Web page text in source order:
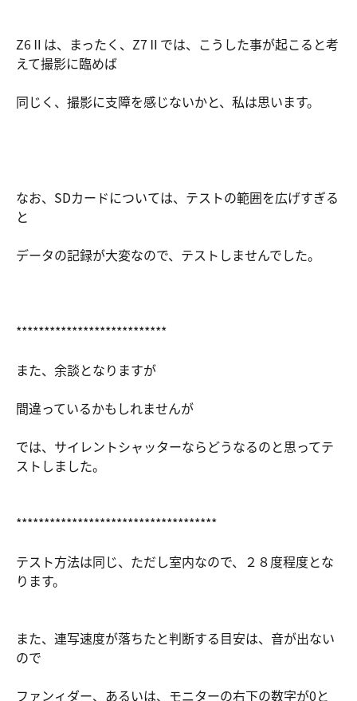
Z6Ⅱは、まったく、Z7Ⅱでは、こうした事が起こると考
えて撮影に臨めば
同じく、撮影に支障を感じないかと、私は思います。
なお、SDカードについては、テストの範囲を広げすぎる
と
データの記録が大変なので、テストしませんでした。
***************************
また、余談となりますが
間違っているかもしれませんが
では、サイレントシャッターならどうなるのと思ってテ
ストしました。
************************************
テスト方法は同じ、ただし室内なので、２８度程度とな
ります。
また、連写速度が落ちたと判断する目安は、音が出ない
ので
ファンィダー、あるいは、モニターの右下の数字が0と